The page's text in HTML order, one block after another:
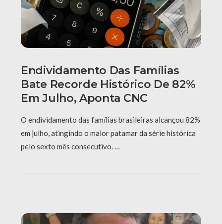
Endividamento Das Famílias
Bate Recorde Histórico De 82%
Em Julho, Aponta CNC
O endividamento das famílias brasileiras alcançou 82%
em julho, atingindo o maior patamar da série histórica
pelo sexto mês consecutivo. …